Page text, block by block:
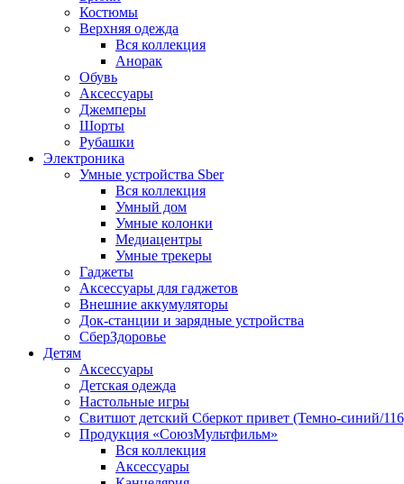
Костюмы
Верхняя одежда
Вся коллекция
Анорак
Обувь
Аксессуары
Джемперы
Шорты
Рубашки
Электроника
Умные устройства Sber
Вся коллекция
Умный дом
Умные колонки
Медиацентры
Умные трекеры
Гаджеты
Аксессуары для гаджетов
Внешние аккумуляторы
Док-станции и зарядные устройства
СберЗдоровье
Детям
Аксессуары
Детская одежда
Настольные игры
Свитшот детский Сберкот привет (Темно-синий/
Продукция «СоюзМультфильм»
Вся коллекция
Аксессуары